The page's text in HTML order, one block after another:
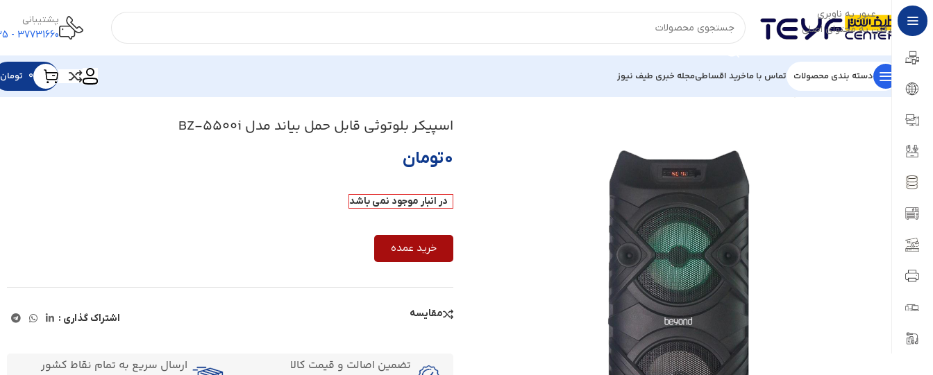
عبور به ناوبری
رفتن به محتوای اصلی
پشتیبانی
37731660 - 025
دسته بندی محصولات تماس با ماخرید اقساطیمجله خبری طیف نیوز ۰ تومان
خانه/لوازم جانبی/اسپیکر
اسپیکر بلوتوثی قابل حمل بیاند مدل BZ-5500i
۰تومان
در انبار موجود نمی باشد
خرید عمده
مقایسه اشتراک گذاری :
تضمین اصالت و قیمت کالا ارسال سریع به تمام نقاط کشور